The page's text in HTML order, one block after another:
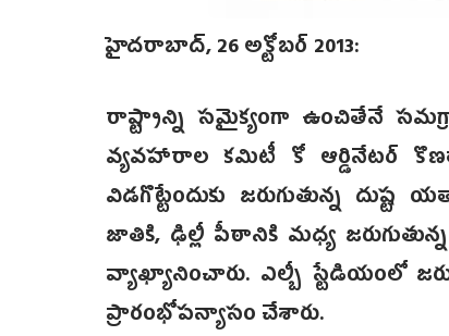
హైదరాబాద్, 26 అక్టోబర్ 2013:
రాష్ట్రాన్ని సమైక్యంగా ఉంచితేనే
వ్యవహారాల కమిటీ కో ఆర్డినేటర్
విడగొట్టేందుకు జరుగుతున్న
జాతికి, ఢిల్లీ పీఠానికి మధ్య
వ్యాఖ్యానించారు. ఎల్బీ స్టేడియంలో
ప్రారంభోపన్యాసం చేశారు.